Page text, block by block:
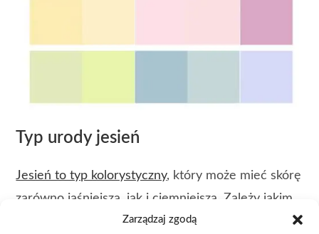
Zarządzaj zgodą
Typ urody jesień
Jesień to typ kolorystyczny, który może mieć skórę
zarówno jaśniejszą, jak i ciemniejszą. Zależy jakim
typem jesieni jesteś.